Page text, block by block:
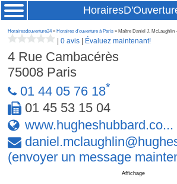
Horairesdouverture24» Horaires d'ouverture à Paris » Maître Daniel J. McLaughlin
|0 avis Évaluez maintenant!
4 Rue Cambacérès
75008 Paris
01 44 05 76 18*
01 45 53 15 04
www.hugheshubbard.co...
daniel.mclaughlin@
(envoyer un message
Affichage